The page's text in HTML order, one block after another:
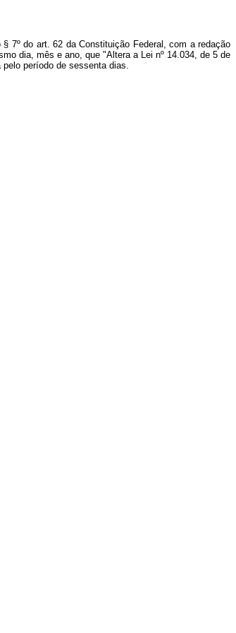
7º do art. 62 da Constituição Federal, com a redação
dia, mês e ano, que "Altera a Lei nº 14.034, de 5 de
período de sessenta dias.